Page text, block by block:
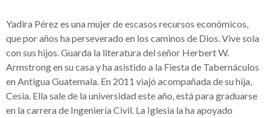
Yadira Pérez es una mujer de escasos recursos económicos,
que por años ha perseverado en los caminos de Dios. Vive sola
con sus hijos. Guarda la literatura del señor Herbert W.
Armstrong en su casa y ha asistido a la Fiesta de Tabernáculos
en Antigua Guatemala. En 2011 viajó acompañada de su hija,
Cesia. Ella sale de la universidad este año, está para graduarse
en la carrera de Ingeniería Civil. La Iglesia la ha apoyado